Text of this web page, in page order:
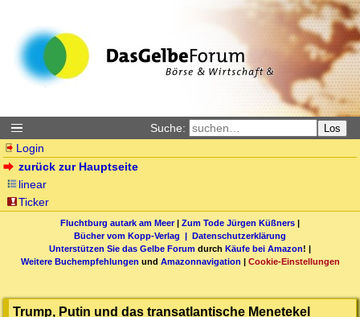
Suche: Los
Login
zurück zur Hauptseite
linear
Ticker
Fluchtburg autark am Meer| Zum Tode Jürgen Küßners |
Bücher vom Kopp-Verlag | Datenschutzerklärung
Unterstützen Sie das Gelbe Forum durch Käufe bei Amazon! |
Weitere Buchempfehlungen und Amazonnavigation | Cookie-Einstellungen
Trump, Putin und das transatlantische Menetekel